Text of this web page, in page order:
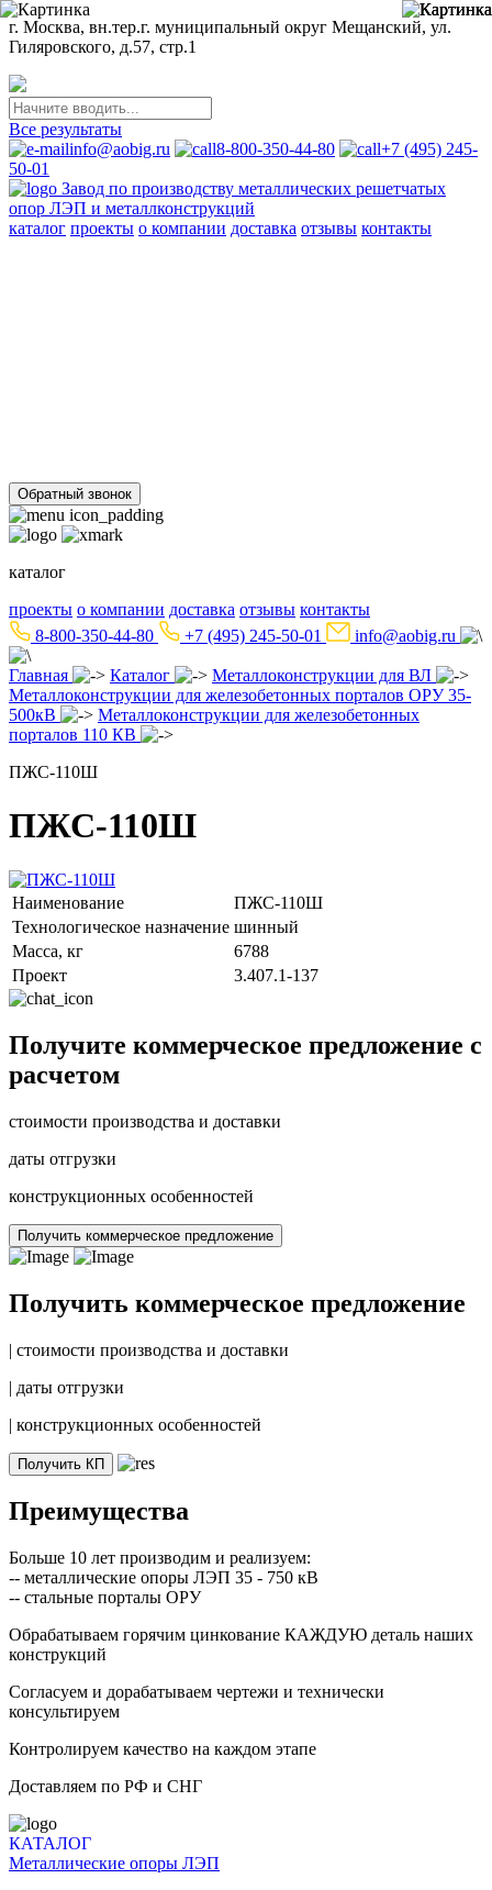
г. Москва, вн.тер.г. муниципальный округ Мещанский, ул.
Гиляровского, д.57, стр.1
Все результаты
info@aobig.ru
8-800-350-44-80
+7 (495) 245-
50-01
Завод по производству металлических решетчатых
опор ЛЭП и металлконструкций
каталог проекты о компании доставка отзывы контакты
Обратный звонок
каталог
проекты о компании доставка отзывы контакты
8-800-350-44-80
+7 (495) 245-50-01 info@aobig.ru
Главная Каталог
Металлоконструкции для ВЛ
Металлоконструкции для железобетонных порталов ОРУ 35-
500кВ
Металлоконструкции для железобетонных
порталов 110 КВ
ПЖС-110Ш
ПЖС-110Ш
Наименование
ПЖС-110Ш
Технологическое назначение шинный
Масса, кг
6788
Проект
3.407.1-137
Получите коммерческое предложение с
расчетом
стоимости производства и доставки
даты отгрузки
конструкционных особенностей
Получить коммерческое предложение
Получить коммерческое предложение
| стоимости производства и доставки
| даты отгрузки
| конструкционных особенностей
Получить КП
Преимущества
Больше 10 лет производим и реализуем:
-- металлические опоры ЛЭП 35 - 750 кВ
-- стальные порталы ОРУ
Обрабатываем горячим цинкование КАЖДУЮ деталь наших
конструкций
Согласуем и дорабатываем чертежи и технически
консультируем
Контролируем качество на каждом этапе
Доставляем по РФ и СНГ
КАТАЛОГ
Металлические опоры ЛЭП